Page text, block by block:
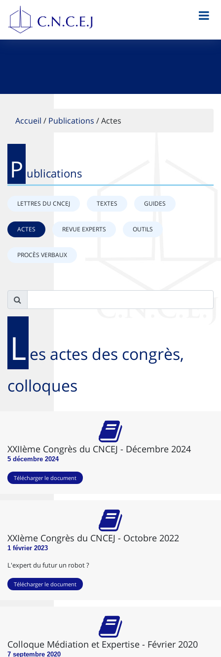
Accueil / Publications /Actes
P ublications
LETTRES DU CNCEJ TEXTES GUIDES
ACTES REVUE EXPERTS OUTILS
PROCÈS VERBAUX
L es actes des congrès,
colloques
XXIIème Congrès du CNCEJ - Décembre 2024
5 décembre 2024
Télécharger le document
XXIème Congrès du CNCEJ - Octobre 2022
1 février 2023
L'expert du futur un robot ?
Télécharger le document
Colloque Médiation et Expertise - Février 2020
7 septembre 2020